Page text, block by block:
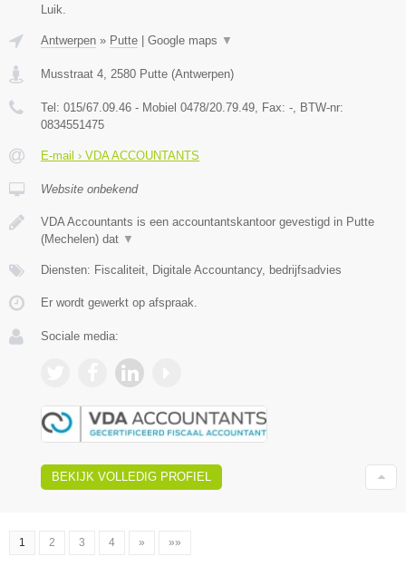
Luik.
Antwerpen » Putte | Google maps ▼
Musstraat 4 2580 Putte (Antwerpen)
Tel: 015/67.09.46 - Mobiel 0478/20.79.49 , Fax: - , BTW-nr:
0834551475
E-mail › VDA ACCOUNTANTS
Website onbekend
VDA Accountants is een accountantskantoor gevestigd in Putte
(Mechelen) dat ▼
Diensten: Fiscaliteit, Digitale Accountancy, bedrijfsadvies
Er wordt gewerkt op afspraak.
Sociale media:
BEKIJK VOLLEDIG PROFIEL
1 2 3 4 » »»